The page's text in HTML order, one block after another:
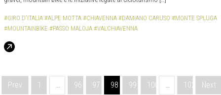
#GIRO D'ITALIA #ALPE MOTTA #CHIAVENNA #DAMIANO CARUSO #MONTE SPLUGA
#MOUNTAINBIKE #PASSO MALOJA #VALCHIAVENNA
Navigazione degli articoli
Prev 1 … 96 97 98 99 100 … 102 Next